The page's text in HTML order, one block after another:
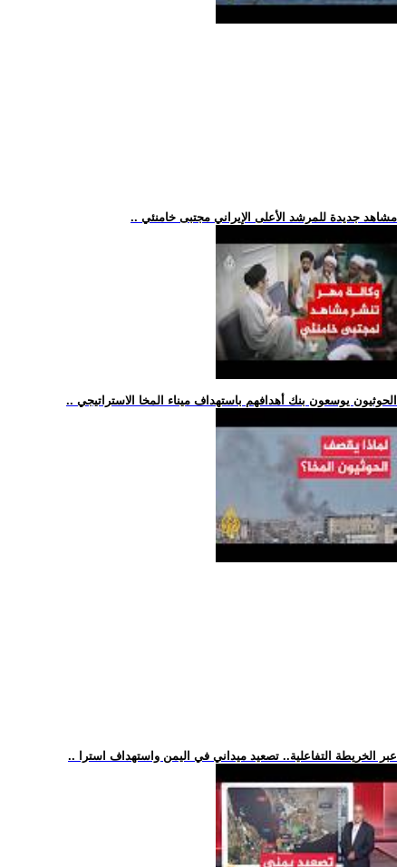
.. مشاهد جديدة للمرشد الأعلى الإيراني مجتبى خامنئي
.. الحوثيون يوسعون بنك أهدافهم باستهداف ميناء المخا الاستراتيجي
.. عبر الخريطة التفاعلية.. تصعيد ميداني في اليمن واستهداف استرا